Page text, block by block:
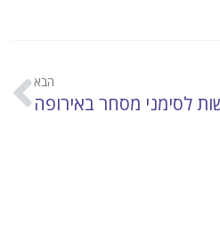
הבא
לסימני מסחר באירופה